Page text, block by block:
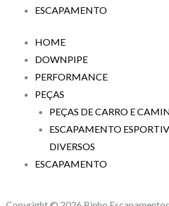
ESCAPAMENTO
HOME
DOWNPIPE
PERFORMANCE
PEÇAS
PEÇAS DE CARRO E
ESCAPAMENTO
DIVERSOS
ESCAPAMENTO